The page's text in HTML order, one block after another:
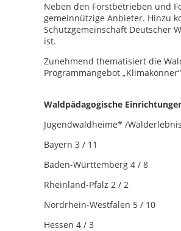
Neben den Forstbetrieben und
gemeinnützige Anbieter. Hinzu
Schutzgemeinschaft Deutscher
ist.
Zunehmend thematisiert die
Programmangebot
Waldpädagogische
Jugendwaldheime* /
Bayern 3 / 11
Baden-Württemberg 4 / 8
Rheinland-Pfalz 2 / 2
Nordrhein-Westfalen 5 / 10
Hessen 4 / 3